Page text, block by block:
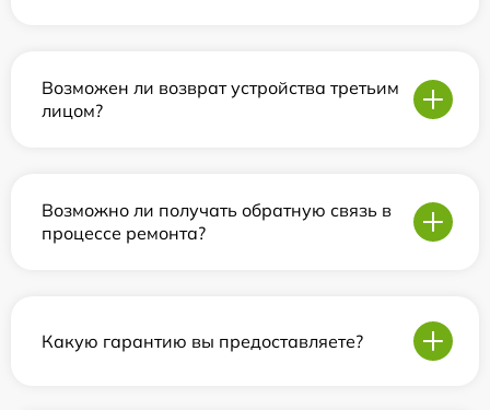
Возможен ли возврат устройства третьим
лицом?
Возможно ли получать обратную связь в
процессе ремонта?
Какую гарантию вы предоставляете?